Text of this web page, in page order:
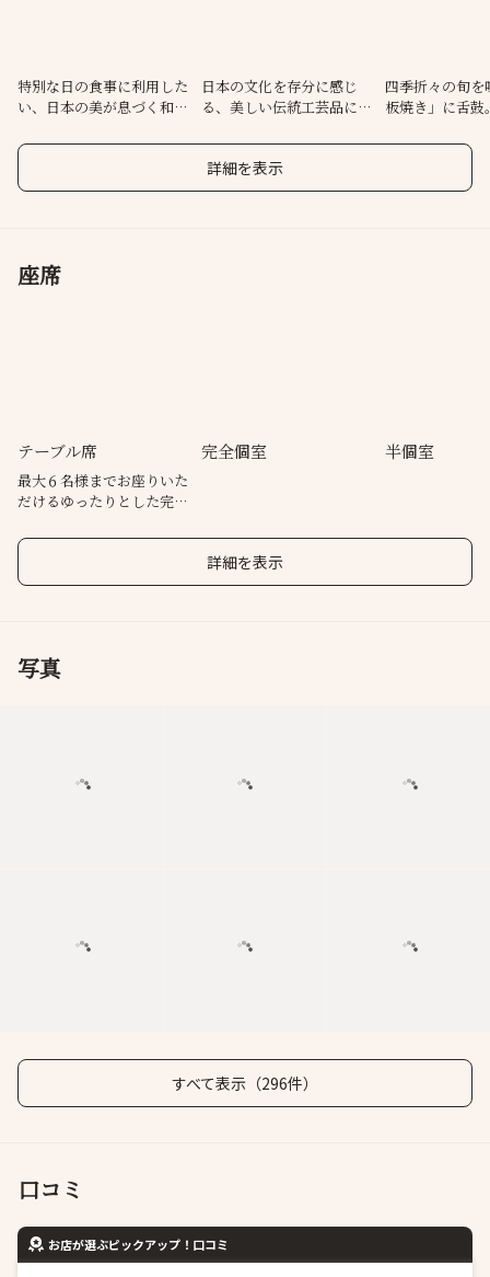
特別な日の食事に利用した
い、日本の美が息づく和の
日本の文化を存分に感じ
る、美しい伝統工芸品にも
四季折々の旬を
板焼き」に舌鼓
詳細を表示
座席
テーブル席
最大６名様までお座りいた
だけるゆったりとした完全
完全個室 半個室
詳細を表示
写真
すべて表示（296件）
口コミ
お店が選ぶピックアップ！口コミ